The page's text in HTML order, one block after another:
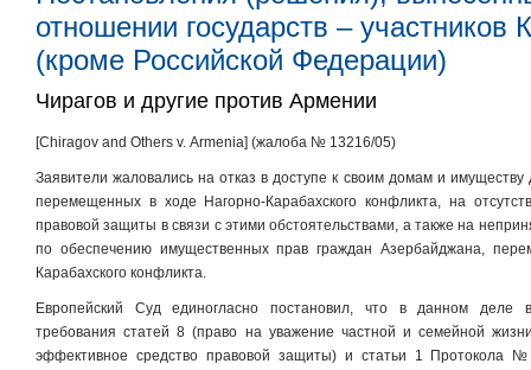
отношении государств – участников
(кроме Российской Федерации)
Чирагов и другие против Армении
[Chiragov and Others v. Armenia] (жалоба № 13216/05)
Заявители жаловались на отказ в доступе к своим домам и
перемещенных в ходе Нагорно-Карабахского конфликта, на
правовой защиты в связи с этими обстоятельствами, а также на
по обеспечению имущественных прав граждан Азербайджана,
Карабахского конфликта.
Европейский Суд единогласно постановил, что в данном деле
требования статей 8 (право на уважение частной и семейной
эффективное средство правовой защиты) и статьи 1 Протокола